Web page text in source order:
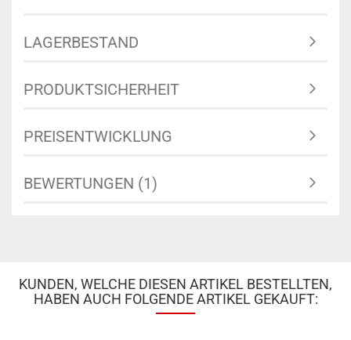
LAGERBESTAND
PRODUKTSICHERHEIT
PREISENTWICKLUNG
BEWERTUNGEN (1)
KUNDEN, WELCHE DIESEN ARTIKEL BESTELLTEN,
HABEN AUCH FOLGENDE ARTIKEL GEKAUFT: